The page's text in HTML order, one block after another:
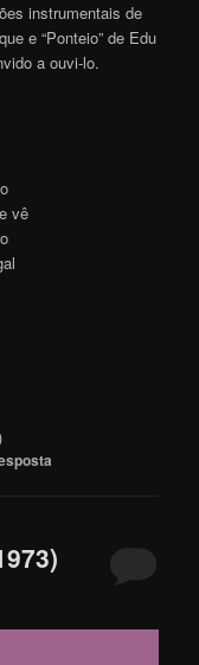
instrumentais de
e “Ponteio” de Edu
a ouvi-lo.
vê